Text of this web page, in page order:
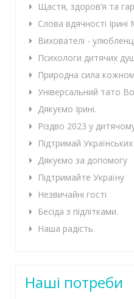
Щастя, здоров’я та
Слова вдячності Ірині
Вихователі -
Психологи дитячих
Природна сила
Універсальний тато
Дякуємо Ірині.
Різдво 2023 у
Підтримай Українських
Дякуємо за допомогу
Підтримайте Україну
Незвичайні гості
Бесіда з підлітками.
Наша радість.
Наші потреби